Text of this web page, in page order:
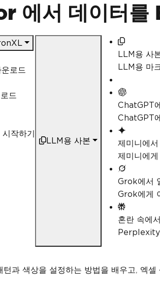
에서 데이터를
로드
드
작하기
LLM용 사본
LLM용 사
LLM용 마
ChatGPT
ChatGPT
제미니에서
제미니에
Grok에서
Grok에게
혼란 속에
Perplexity
과 색상을 설정하는 방법을 배우고, 엑